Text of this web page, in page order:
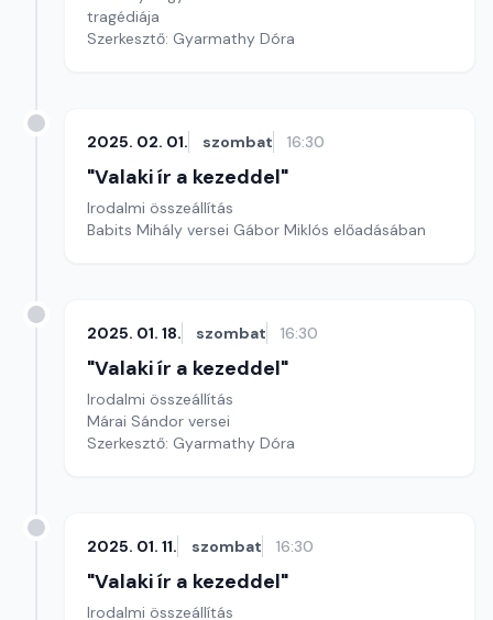
tragédiája
Szerkesztő: Gyarmathy Dóra
2025. 02. 01. szombat 16:30
"Valaki ír a kezeddel"
Irodalmi összeállítás
Babits Mihály versei Gábor Miklós előadásában
2025. 01. 18. szombat 16:30
"Valaki ír a kezeddel"
Irodalmi összeállítás
Márai Sándor versei
Szerkesztő: Gyarmathy Dóra
2025. 01. 11. szombat 16:30
"Valaki ír a kezeddel"
Irodalmi összeállítás